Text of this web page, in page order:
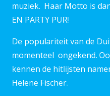
muziek. Haar Motto is
EN PARTY PUR!
De populariteit van de
momenteel ongekend.
kennen de hitlijsten
Helene Fischer.